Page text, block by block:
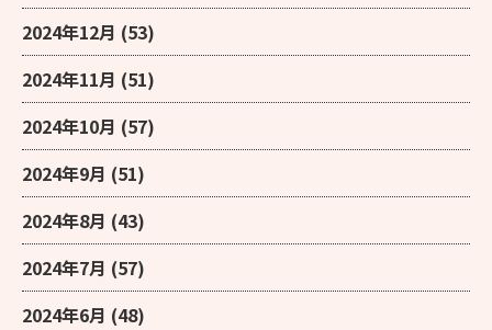
2024年12月 (53)
2024年11月 (51)
2024年10月 (57)
2024年9月 (51)
2024年8月 (43)
2024年7月 (57)
2024年6月 (48)